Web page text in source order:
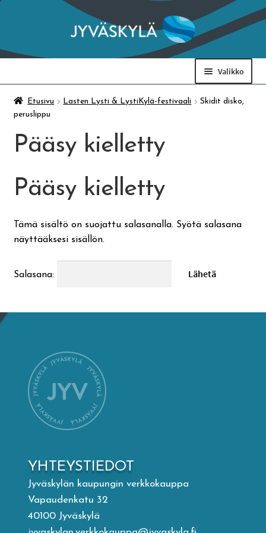
Siirry
navigointiin
Siirry
sisältöön
Valikko
Taidemuseo & Ratamo
Suomen käsityön museo
Ateria- ja välipalamaksut
Kirjasto
Visit Jyvaskyla Region
Valon Kaupunki
Lasten Lysti & LystiKylä-festivaali
Ohje
Etusivu Lasten Lysti & LystiKylä-festivaali
Skidit disko,
peruslippu
Pääsy kielletty
Pääsy kielletty
Tämä sisältö on suojattu salasanalla. Syötä salasana
näyttääksesi sisällön.
Salasana:
YHTEYSTIEDOT
Jyväskylän kaupungin verkkokauppa
Vapaudenkatu 32
40100 Jyväskylä